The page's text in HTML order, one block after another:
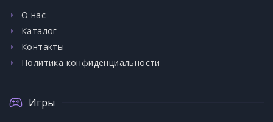
О нас
Каталог
Контакты
Политика конфиденциальности
Игры